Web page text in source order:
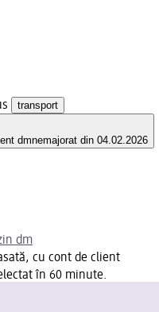
transport
dmnemajorat din 04.02.2026
dm
cu cont de client
în 60 minute.